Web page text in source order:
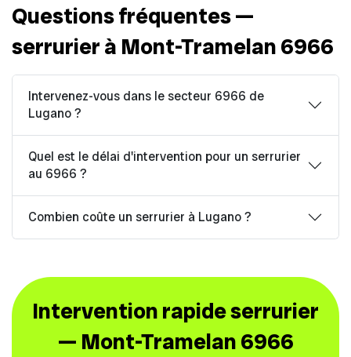
Questions fréquentes —
serrurier à Mont-Tramelan 6966
Intervenez-vous dans le secteur 6966 de
Lugano ?
Quel est le délai d'intervention pour un serrurier
au 6966 ?
Combien coûte un serrurier à Lugano ?
Intervention rapide serrurier
— Mont-Tramelan 6966